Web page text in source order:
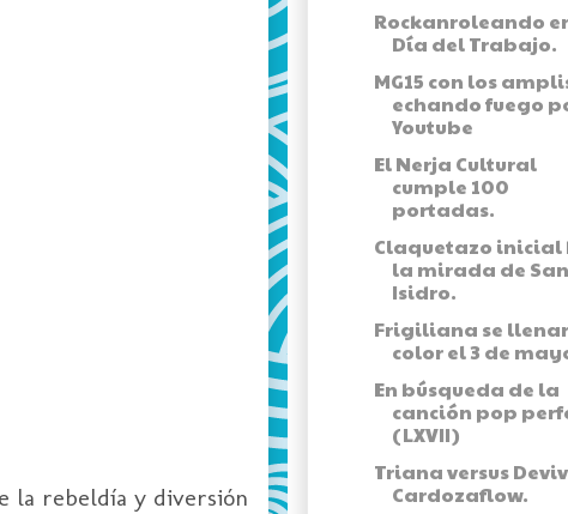
la rebeldía y diversión
Rockanroleando
Día del Trabajo.
MG15 con los
echando fuego
Youtube
El Nerja Cultural
cumple 100
portadas.
Claquetazo inicial
la mirada de San
Isidro.
Frigiliana se
color el 3 de
En búsqueda de la
canción pop
(LXVII)
Triana versus
Cardozaflow.